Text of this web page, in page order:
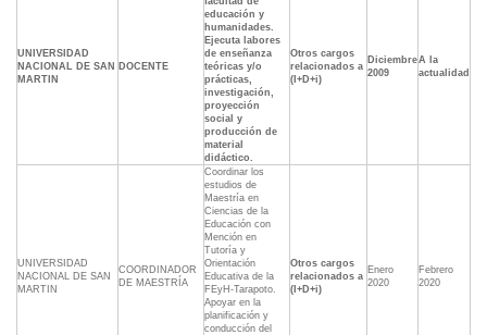
UNIVERSIDAD
NACIONAL DE SAN
MARTIN
DOCENTE
educación y
humanidades.
Ejecuta labores
de enseñanza
teóricas y/o
prácticas,
investigación,
proyección
social y
producción de
material
didáctico.
Otros cargos
relacionados a
(I+D+i)
Diciembre
2009
A la
actualidad
UNIVERSIDAD
NACIONAL DE SAN
MARTIN
COORDINADOR
DE MAESTRÍA
Coordinar los
estudios de
Maestría en
Ciencias de la
Educación con
Mención en
Tutoría y
Orientación
Educativa de la
FEyH-Tarapoto.
Apoyar en la
planificación y
conducción del
Otros cargos
relacionados a
(I+D+i)
Enero
2020
Febrero
2020